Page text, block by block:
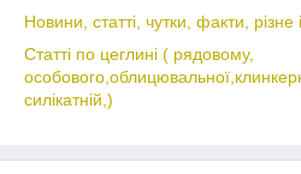
Новини, статті, чутки, факти, різне
Статті по цеглині ( рядовому,
силікатній,)